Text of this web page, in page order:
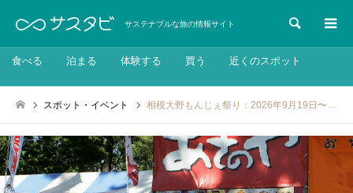
サステナブルな旅の情報サイト 検索
食べる 泊まる 体験する 買う 近くのスポット
スポット・イベント 相模大野もんじぇ祭り：2026年9月19日〜2026年9月20日